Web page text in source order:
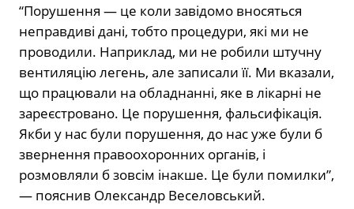
“Порушення — це коли завідомо вносяться
неправдиві дані, тобто процедури, які ми не
проводили. Наприклад, ми не робили штучну
вентиляцію легень, але записали її. Ми вказали,
що працювали на обладнанні, яке в лікарні не
зареєстровано. Це порушення, фальсифікація.
Якби у нас були порушення, до нас уже були б
звернення правоохоронних органів, і
розмовляли б зовсім інакше. Це були помилки”,
— пояснив Олександр Веселовський.